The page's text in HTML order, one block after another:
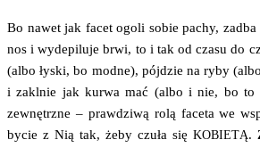
Bo nawet jak facet ogo­li sobie pachy,
nos i wyde­pi­lu­je brwi, to i tak od cza­su do
(albo łyski, bo mod­ne), pój­dzie na ryby
i zaklnie jak kur­wa mać (albo i nie, bo to
zewnętrz­ne – praw­dzi­wą rolą face­ta we
bycie z Nią tak, żeby czu­ła się KOBIETĄ.